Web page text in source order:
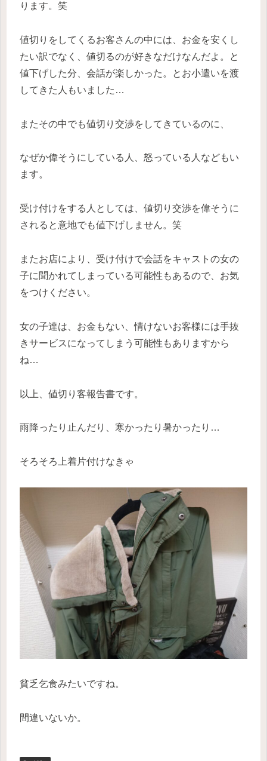
ります。笑
値切りをしてくるお客さんの中には、お金を安くし
たい訳でなく、値切るのが好きなだけなんだよ。と
値下げした分、会話が楽しかった。とお小遣いを渡
してきた人もいました…
またその中でも値切り交渉をしてきているのに、
なぜか偉そうにしている人、怒っている人などもい
ます。
受け付けをする人としては、値切り交渉を偉そうに
されると意地でも値下げしません。笑
またお店により、受け付けで会話をキャストの女の
子に聞かれてしまっている可能性もあるので、お気
をつけください。
女の子達は、お金もない、情けないお客様には手抜
きサービスになってしまう可能性もありますから
ね…
以上、値切り客報告書です。
雨降ったり止んだり、寒かったり暑かったり…
そろそろ上着片付けなきゃ
貧乏乞食みたいですね。
間違いないか。